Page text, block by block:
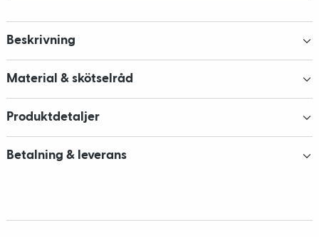
Beskrivning
Material & skötselråd
Produktdetaljer
Betalning & leverans